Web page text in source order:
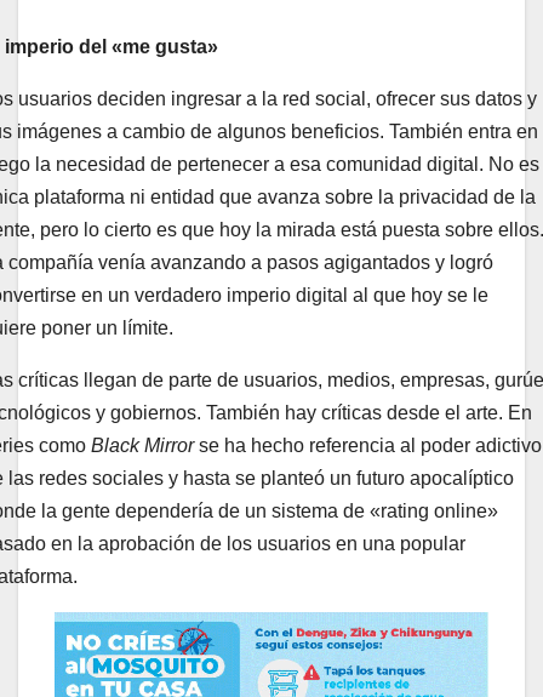
imperio del «me gusta»
usuarios deciden ingresar a la red social, ofrecer sus datos y
imágenes a cambio de algunos beneficios. También entra en
la necesidad de pertenecer a esa comunidad digital. No es
plataforma ni entidad que avanza sobre la privacidad de la
pero lo cierto es que hoy la mirada está puesta sobre ellos.
compañía venía avanzando a pasos agigantados y logró
en un verdadero imperio digital al que hoy se le
poner un límite.
críticas llegan de parte de usuarios, medios, empresas,
y gobiernos. También hay críticas desde el arte. En
como Black Mirrorse ha hecho referencia al poder adictivo
las redes sociales y hasta se planteó un futuro apocalíptico
la gente dependería de un sistema de «rating online»
en la aprobación de los usuarios en una popular